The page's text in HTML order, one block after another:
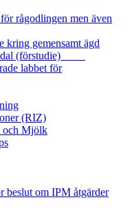
rågodlingen men även
kring gemensamt ägd
(förstudie)
labbet för
(RIZ)
och Mjölk
beslut om IPM åtgärder